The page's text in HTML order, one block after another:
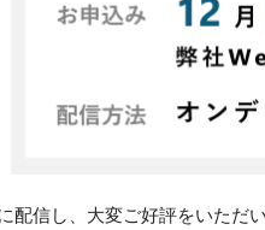
配信し、大変ご好評をいただ